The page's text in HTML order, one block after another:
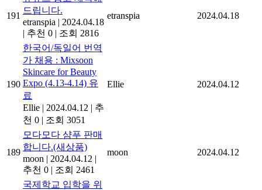
191
드립니다.
etranspia | 2024.04.18
| 추천 0 | 조회 2816
etranspia 2024.04.18
190
한국어/독일어 번역
가 채용 : Mixsoon
Skincare for Beauty
Expo (4.13-4.14) 유
료
Ellie | 2024.04.12 | 추
천 0 | 조회 3051
Ellie 2024.04.12
189
모다모다 샴푸 판매
합니다.(새상품)
moon | 2024.04.12 |
추천 0 | 조회 2461
moon 2024.04.12
국제학교 입학을 위